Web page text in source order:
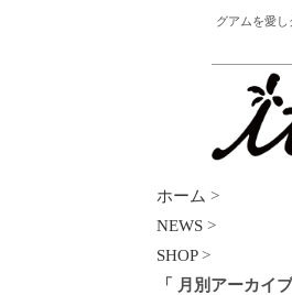
グアムを愛
ホーム >
NEWS >
SHOP >
「 月別アーカイ